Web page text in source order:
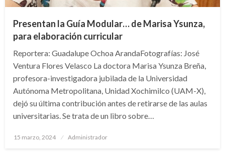
Presentan la Guía Modular… de Marisa Ysunza,
para elaboración curricular
Reportera: Guadalupe Ochoa ArandaFotografías: José
Ventura Flores Velasco La doctora Marisa Ysunza Breña,
profesora-investigadora jubilada de la Universidad
Autónoma Metropolitana, Unidad Xochimilco (UAM-X),
dejó su última contribución antes de retirarse de las aulas
universitarias. Se trata de un libro sobre…
Publicado
15 marzo, 2024 Administrador